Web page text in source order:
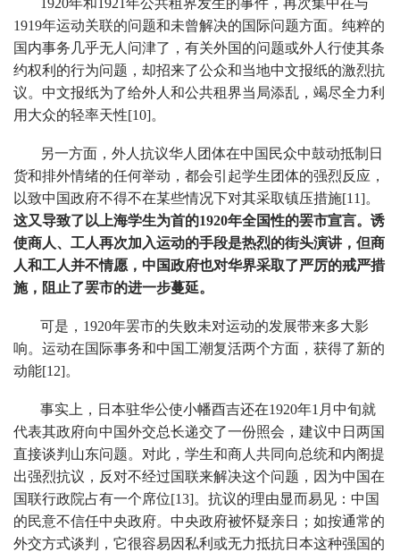
1919年运动关联的问题和未曾解决的国际问题方面。纯粹的
国内事务几乎无人问津了，有关外国的问题或外人行使其条
约权利的行为问题，却招来了公众和当地中文报纸的激烈抗
议。中文报纸为了给外人和公共租界当局添乱，竭尽全力利
用大众的轻率天性[10]。
另一方面，外人抗议华人团体在中国民众中鼓动抵制日
货和排外情绪的任何举动，都会引起学生团体的强烈反应，
以致中国政府不得不在某些情况下对其采取镇压措施[11]。
这又导致了以上海学生为首的1920年全国性的罢市宣言。诱
使商人、工人再次加入运动的手段是热烈的街头演讲，但商
人和工人并不情愿，中国政府也对华界采取了严厉的戒严措
施，阻止了罢市的进一步蔓延。
可是，1920年罢市的失败未对运动的发展带来多大影
响。运动在国际事务和中国工潮复活两个方面，获得了新的
动能[12]。
事实上，日本驻华公使小幡酉吉还在1920年1月中旬就
代表其政府向中国外交总长递交了一份照会，建议中日两国
直接谈判山东问题。对此，学生和商人共同向总统和内阁提
出强烈抗议，反对不经过国联来解决这个问题，因为中国在
国联行政院占有一个席位[13]。抗议的理由显而易见：中国
的民意不信任中央政府。中央政府被怀疑亲日；如按通常的
外交方式谈判，它很容易因私利或无力抵抗日本这种强国的